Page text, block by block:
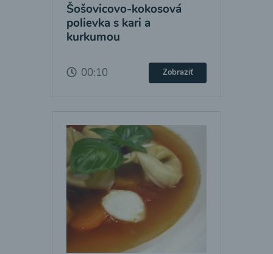
Šošovicovo-kokosová
polievka s kari a
kurkumou
00:10 Zobraziť